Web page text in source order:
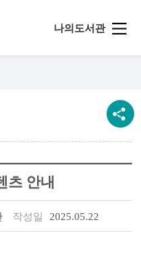
나의도서관
츠 안내
작성일 2025.05.22